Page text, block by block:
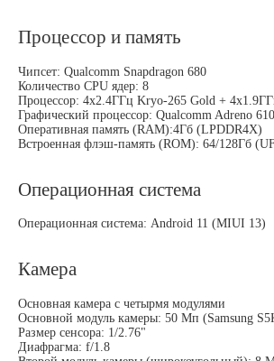
Процессор и память
Чипсет: Qualcomm Snapdragon 680
Количество CPU ядер: 8
Процессор: 4x2.4ГГц Kryo-265 Gold +
Графический процессор: Qualcomm Adreno 610
Оперативная память (RAM):4Гб (LPDDR4Х)
Встроенная флэш-память (ROM): 64/128Гб
Операционная система
Операционная система: Android 11 (MIUI 13)
Камера
Основная камера с четырмя модулями
Основной модуль камеры: 50 Мп (Samsung
Размер сенсора: 1/2.76"
Диафрагма: f/1.8